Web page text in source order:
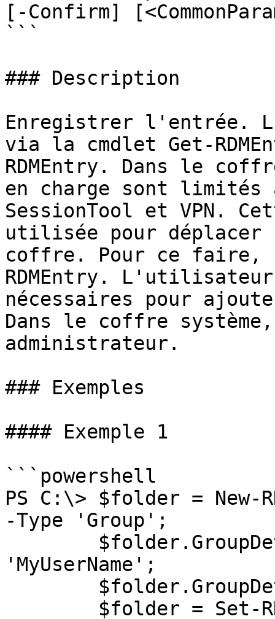
[-Confirm]
```
### Description
Enregistrer l'entrée.
via la cmdlet Get-
RDMEntry. Dans le
en charge sont limités
SessionTool et VPN.
utilisée pour déplacer
coffre. Pour ce faire,
RDMEntry.
nécessaires pour
Dans le coffre
administrateur.
### Exemples
#### Exemple 1
```powershell
PS C:\> $folder = New-
-Type 'Group';
'MyUserName';